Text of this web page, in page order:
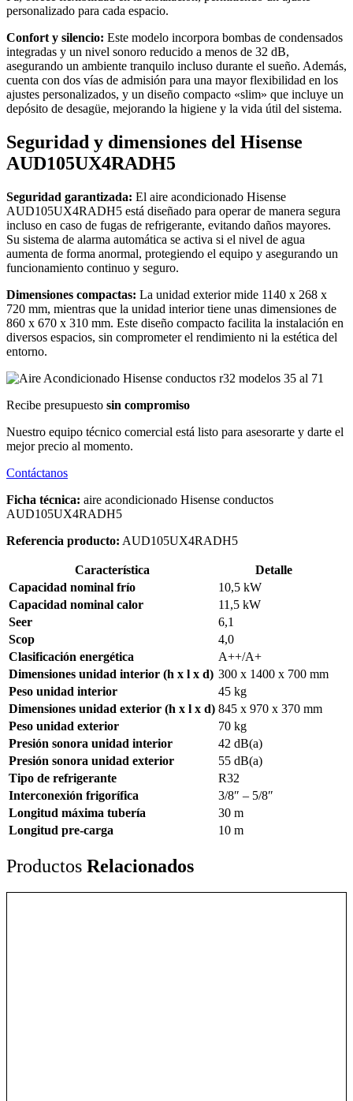
personalizado para cada espacio.
Confort y silencio: Este modelo incorpora bombas de condensados
integradas y un nivel sonoro reducido a menos de 32 dB,
asegurando un ambiente tranquilo incluso durante el sueño. Además,
cuenta con dos vías de admisión para una mayor flexibilidad en los
ajustes personalizados, y un diseño compacto «slim» que incluye un
depósito de desagüe, mejorando la higiene y la vida útil del sistema.
Seguridad y dimensiones del Hisense
AUD105UX4RADH5
Seguridad garantizada: El aire acondicionado Hisense
AUD105UX4RADH5 está diseñado para operar de manera segura
incluso en caso de fugas de refrigerante, evitando daños mayores.
Su sistema de alarma automática se activa si el nivel de agua
aumenta de forma anormal, protegiendo el equipo y asegurando un
funcionamiento continuo y seguro.
Dimensiones compactas: La unidad exterior mide 1140 x 268 x
720 mm, mientras que la unidad interior tiene unas dimensiones de
860 x 670 x 310 mm. Este diseño compacto facilita la instalación en
diversos espacios, sin comprometer el rendimiento ni la estética del
entorno.
Recibe presupuesto sin compromiso
Nuestro equipo técnico comercial está listo para asesorarte y darte el
mejor precio al momento.
Contáctanos
Ficha técnica: aire acondicionado Hisense conductos
AUD105UX4RADH5
Referencia producto: AUD105UX4RADH5
Característica
Detalle
Capacidad nominal frío
10,5 kW
Capacidad nominal calor
11,5 kW
Seer
6,1
Scop
4,0
Clasificación energética
A++/A+
Dimensiones unidad interior (h x l x d) 300 x 1400 x 700 mm
Peso unidad interior
45 kg
Dimensiones unidad exterior (h x l x d) 845 x 970 x 370 mm
Peso unidad exterior
70 kg
Presión sonora unidad interior
42 dB(a)
Presión sonora unidad exterior
55 dB(a)
Tipo de refrigerante
R32
Interconexión frigorífica
3/8″ – 5/8″
Longitud máxima tubería
30 m
Longitud pre-carga
10 m
Productos Relacionados